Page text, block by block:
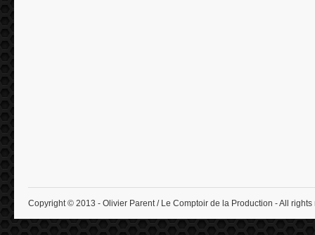
Copyright © 2013 - Olivier Parent / Le Comptoir de la Production - All rights